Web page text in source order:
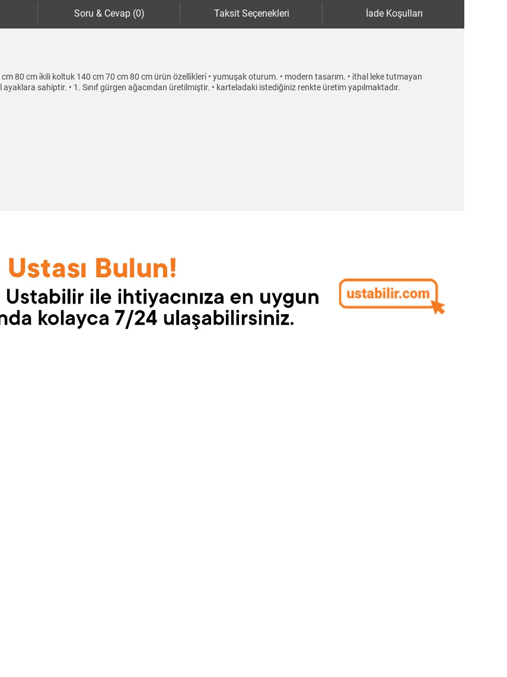
Soru & Cevap (0) Taksit Seçenekleri İade Koşulları
80 cm i̇kili koltuk 140 cm 70 cm 80 cm ürün özelli̇kleri̇ • yumuşak oturum. • modern tasarım. • i̇thal leke tutmayan
sahiptir. • 1. Sınıf gürgen ağacından üretilmiştir. • karteladaki istediğiniz renkte üretim yapılmaktadır.